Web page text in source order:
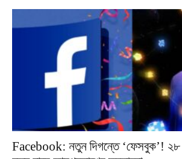
Facebook: নতুন দিগন্তে ‘ফেসবুক’! ২৮